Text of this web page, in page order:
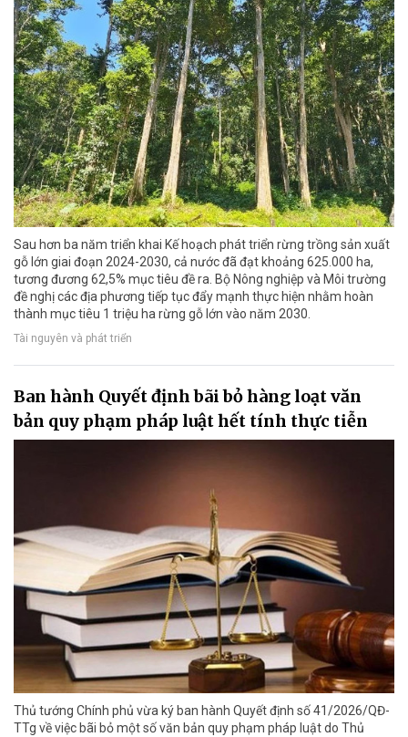
Sau hơn ba năm triển khai Kế hoạch phát triển rừng trồng sản xuất
gỗ lớn giai đoạn 2024-2030, cả nước đã đạt khoảng 625.000 ha,
tương đương 62,5% mục tiêu đề ra. Bộ Nông nghiệp và Môi trường
đề nghị các địa phương tiếp tục đẩy mạnh thực hiện nhằm hoàn
thành mục tiêu 1 triệu ha rừng gỗ lớn vào năm 2030.
Tài nguyên và phát triển
Ban hành Quyết định bãi bỏ hàng loạt văn
bản quy phạm pháp luật hết tính thực tiễn
Thủ tướng Chính phủ vừa ký ban hành Quyết định số 41/2026/QĐ-
TTg về việc bãi bỏ một số văn bản quy phạm pháp luật do Thủ